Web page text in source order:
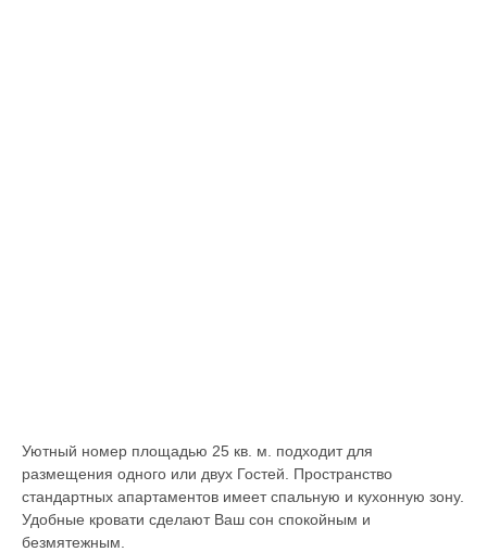
Уютный номер площадью 25 кв. м. подходит для
размещения одного или двух Гостей. Пространство
стандартных апартаментов имеет спальную и кухонную зону.
Удобные кровати сделают Ваш сон спокойным и
безмятежным.